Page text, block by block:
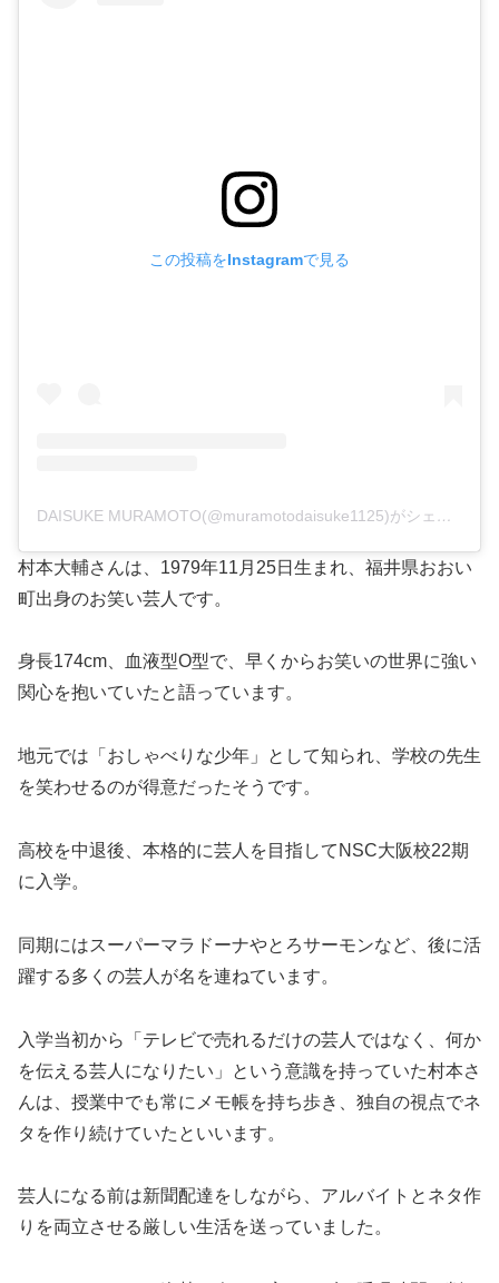
この投稿をInstagramで見る
DAISUKE MURAMOTO(@muramotodaisuke1125)がシェアした投稿
村本大輔さんは、1979年11月25日生まれ、福井県おおい
町出身のお笑い芸人です。
身長174cm、血液型O型で、早くからお笑いの世界に強い
関心を抱いていたと語っています。
地元では「おしゃべりな少年」として知られ、学校の先生
を笑わせるのが得意だったそうです。
高校を中退後、本格的に芸人を目指してNSC大阪校22期
に入学。
同期にはスーパーマラドーナやとろサーモンなど、後に活
躍する多くの芸人が名を連ねています。
入学当初から「テレビで売れるだけの芸人ではなく、何か
を伝える芸人になりたい」という意識を持っていた村本さ
んは、授業中でも常にメモ帳を持ち歩き、独自の視点でネ
タを作り続けていたといいます。
芸人になる前は新聞配達をしながら、アルバイトとネタ作
りを両立させる厳しい生活を送っていました。